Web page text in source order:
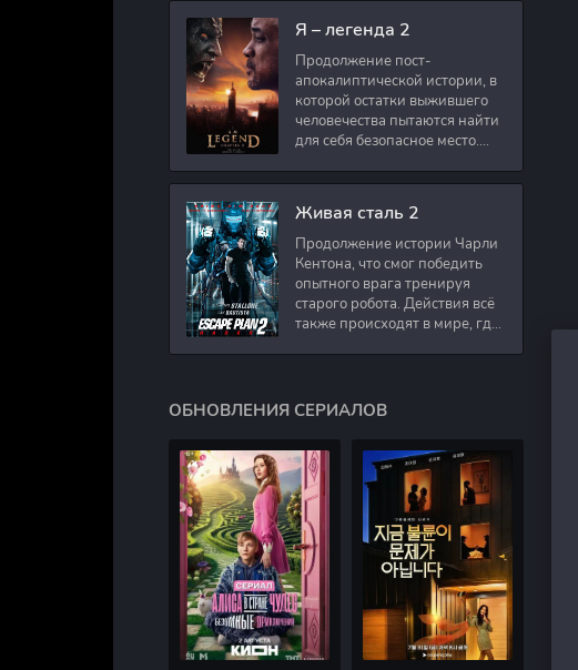
Я – легенда 2
Продолжение пост-
апокалиптической истории, в
которой остатки выжившего
человечества пытаются найти
для себя безопасное место.
работал в медицинском
Живая сталь 2
Продолжение истории Чарли
Кентона, что смог победить
опытного врага тренируя
старого робота. Действия всё
также происходят в мире, где
ОБНОВЛЕНИЯ СЕРИАЛОВ